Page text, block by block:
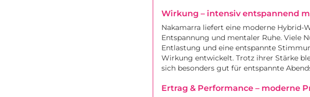
Wirkung – intensiv entspannend
Nakamarra liefert eine moderne
Entspannung und mentaler Ruhe. Viele
Entlastung und eine entspannte
Wirkung entwickelt. Trotz ihrer Stärke
sich besonders gut für entspannte
Ertrag & Performance – moderne